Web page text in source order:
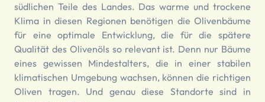
südlichen Teile des Landes. Das warme und trockene
Klima in diesen Regionen benötigen die Olivenbäume
für eine optimale Entwicklung, die für die spätere
Qualität des Olivenöls so relevant ist. Denn nur Bäume
eines gewissen Mindestalters, die in einer stabilen
klimatischen Umgebung wachsen, können die richtigen
Oliven tragen. Und genau diese Standorte sind in